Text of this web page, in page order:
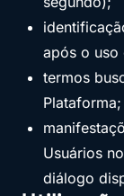
após o uso
termos
Plataforma;
Usuários
diálogo